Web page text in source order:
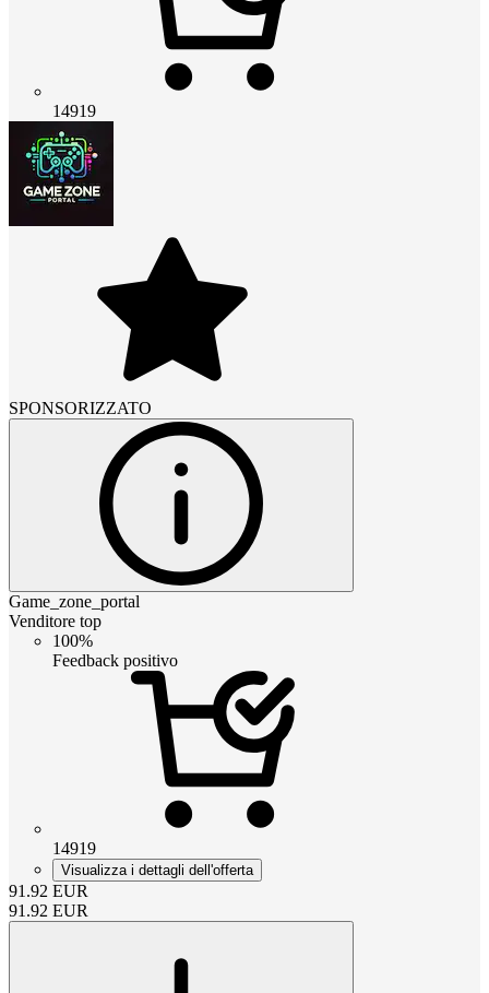
14919
SPONSORIZZATO
Game_zone_portal
Venditore top
100%
Feedback positivo
14919
Visualizza i dettagli dell'offerta
91.92 EUR
91.92 EUR